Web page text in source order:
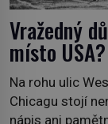
Vražedný
místo USA?
Na rohu ulic
Chicagu stojí
nápis ani